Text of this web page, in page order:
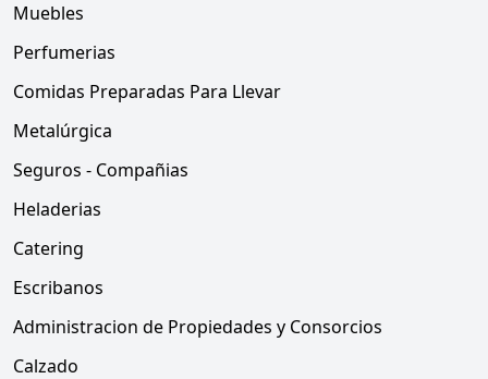
Muebles
Perfumerias
Comidas Preparadas Para Llevar
Metalúrgica
Seguros - Compañias
Heladerias
Catering
Escribanos
Administracion de Propiedades y Consorcios
Calzado